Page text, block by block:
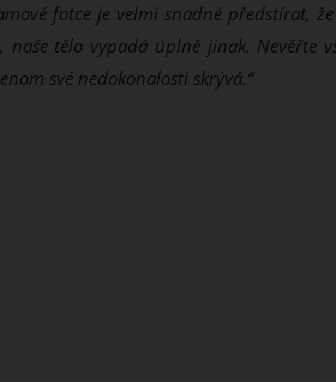
fotce je velmi snadné předstírat,
naše tělo vypadá úplně jinak.
své nedokonalosti skrývá.“